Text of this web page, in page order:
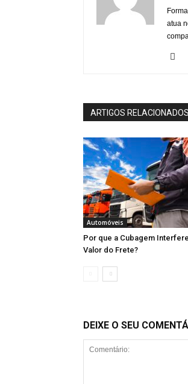
atua
ARTIGOS RELACIONADOS
Automóveis
Por que a Cubagem
Valor do Frete?
DEIXE O SEU